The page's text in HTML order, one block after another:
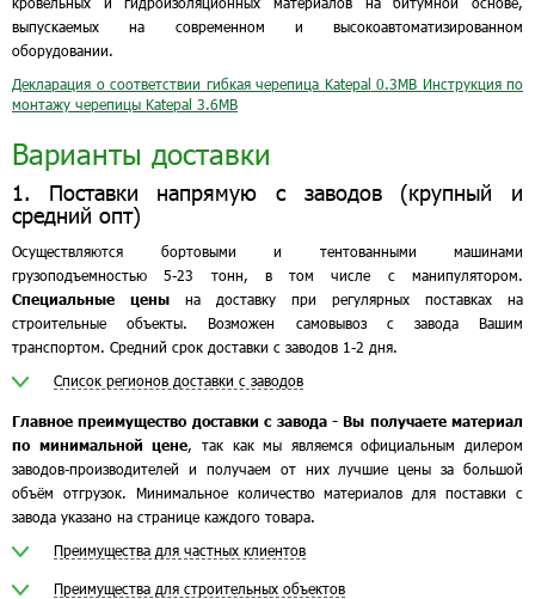
выпускаемых на современном и высокоавтоматизированном
оборудовании.
Декларация о соответствии гибкая черепица Katepal 0.3MB Инструкция по
монтажу черепицы Katepal 3.6MB
Варианты доставки
1. Поставки напрямую с заводов (крупный и
средний опт)
Осуществляются бортовыми и тентованными машинами
грузоподъемностью 5-23 тонн, в том числе с манипулятором.
Специальные цены на доставку при регулярных поставках на
строительные объекты. Возможен самовывоз с завода Вашим
транспортом. Средний срок доставки с заводов 1-2 дня.
Список регионов доставки с заводов
Главное преимущество доставки с завода - Вы получаете материал
по минимальной цене, так как мы являемся официальным дилером
заводов-производителей и получаем от них лучшие цены за большой
объём отгрузок. Минимальное количество материалов для поставки с
завода указано на странице каждого товара.
Преимущества для частных клиентов
Преимущества для строительных объектов